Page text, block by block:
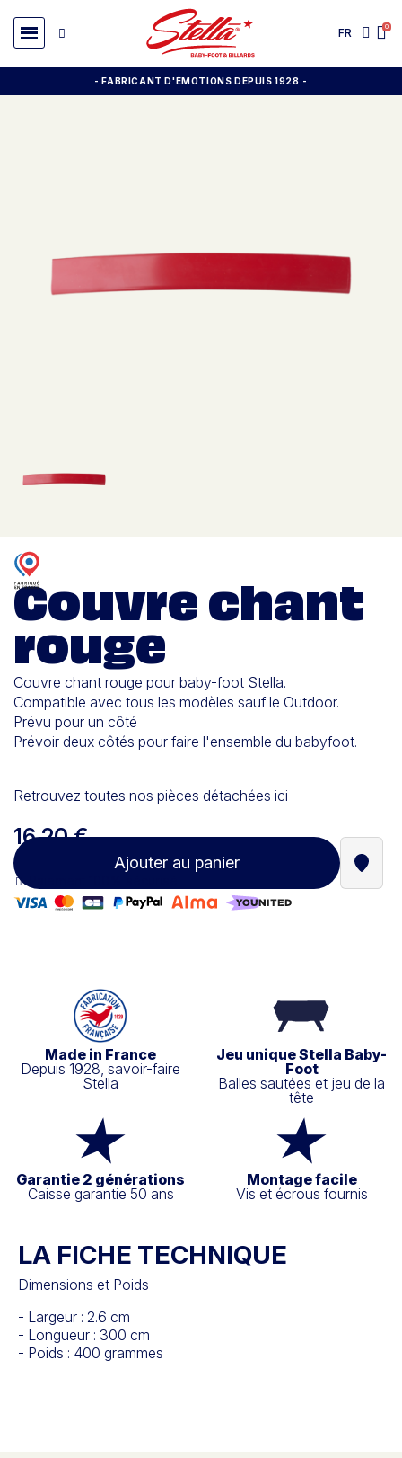
FR
- FABRICANT D'ÉMOTIONS DEPUIS 1928 -
Couvre chant
rouge
Couvre chant rouge pour baby-foot Stella.
Compatible avec tous les modèles sauf le Outdoor.
Prévu pour un côté
Prévoir deux côtés pour faire l'ensemble du babyfoot.
Retrouvez toutes nos pièces détachées ici
16,20 €
Ajouter au panier
Made in France
Depuis 1928, savoir-faire
Stella
Jeu unique Stella Baby-
Foot
Balles sautées et jeu de la
tête
Garantie 2 générations
Caisse garantie 50 ans
Montage facile
Vis et écrous fournis
LA FICHE TECHNIQUE
Dimensions et Poids
- Largeur : 2.6 cm
- Longueur : 300 cm
- Poids : 400 grammes